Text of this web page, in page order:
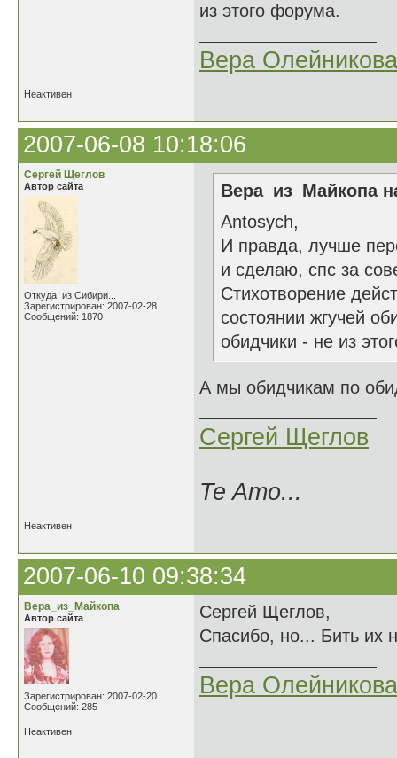
из этого форума.
Вера Олейникова
Неактивен
2007-06-08 10:18:06
Сергей Щеглов
Автор сайта
Откуда: из Сибири...
Зарегистрирован: 2007-02-28
Сообщений: 1870
Вера_из_Майкопа
Antosych,
И правда, лучше
и сделаю, спс за
Стихотворение
состоянии жгучей
обидчики - не из
А мы обидчикам по
Сергей Щеглов
Te Amo...
Неактивен
2007-06-10 09:38:34
Вера_из_Майкопа
Автор сайта
Зарегистрирован: 2007-02-20
Сообщений: 285
Сергей Щеглов,
Спасибо, но... Бить их
Вера Олейникова
Неактивен